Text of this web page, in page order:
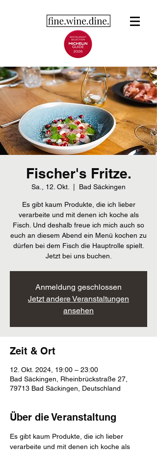
Fischer's Fritze.
Sa., 12. Okt. Bad Säckingen
Es gibt kaum Produkte, die ich lieber
verarbeite und mit denen ich koche als
Fisch. Und deshalb freue ich mich auch so
euch an diesem Abend ein Menü kochen zu
dürfen bei dem Fisch die Hauptrolle spielt.
Jetzt bei uns buchen.
Anmeldung geschlossen
Jetzt andere Veranstaltungen
ansehen
Zeit & Ort
12. Okt. 2024, 19:00 – 23:00
Bad Säckingen, Rheinbrückstraße 27,
79713 Bad Säckingen, Deutschland
Über die Veranstaltung
Es gibt kaum Produkte, die ich lieber
verarbeite und mit denen ich koche als